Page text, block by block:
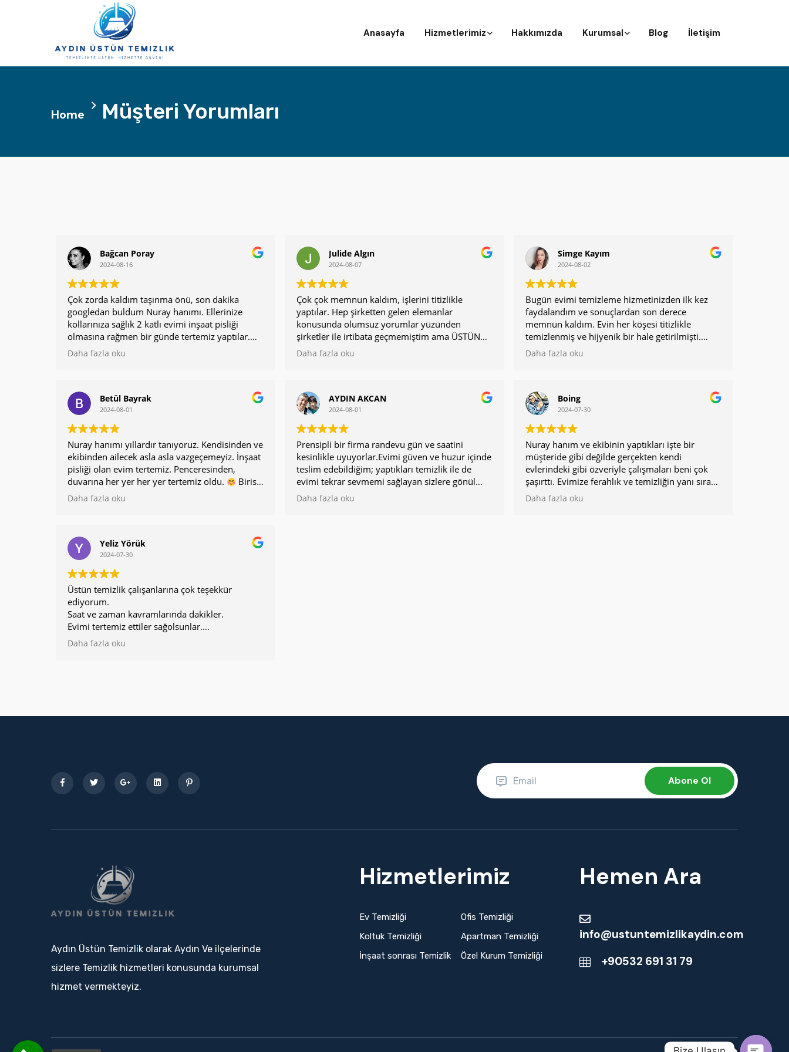
Anasayfa Hizmetlerimiz Hakkımızda Kurumsal Blog İletişim
Home Müşteri Yorumları
Bağcan Poray
2024-08-16
Çok zorda kaldım taşınma önü, son dakika
googledan buldum Nuray hanımı. Ellerinize
kollarınıza sağlık 2 katlı evimi inşaat pisliği
olmasına rağmen bir günde tertemiz yaptılar.
Çok titiz çalıştılar. Jiletlerle tek tek ustaların
tavsiye edeceğim bundan sonra
çok teşekkür
ederim. Elinize kolunuza sağlık
Daha fazla oku
Julide Algın
2024-08-07
Çok çok memnun kaldım, işlerini titizlikle
yaptılar. Hep şirketten gelen elemanlar
konusunda olumsuz yorumlar yüzünden
şirketler ile irtibata geçmemiştim ama ÜSTÜN
temizlik ile iyi yolunuz kesişmiş. Gelen
Daha fazla oku
Simge Kayım
2024-08-02
Bugün evimi temizleme hizmetinizden ilk kez
faydalandım ve sonuçlardan son derece
memnun kaldım. Evin her köşesi titizlikle
temizlenmiş ve hijyenik bir hale getirilmişti.
Profesyonel, güler yüzlü ve anlayışlı ekibiniz,
umarım benim yorumum da başkalarına faydalı
olur. Bundan sonra temizlik için yardım
alacağım tek adres.
Sunduğunuz hizmet kalitesi ve çalışanlarınızın
güler yüzlülüğü için teşekkür ederim. Üstün
Temizlik Şirketi’ni gönül rahatlığıyla herkese
tavsiye ederim.
Daha fazla oku
Betül Bayrak
2024-08-01
Nuray hanımı yıllardır tanıyoruz. Kendisinden ve
ekibinden ailecek asla asla vazgeçemeyiz. İnşaat
pisliği olan evim tertemiz. Penceresinden,
duvarına her yer her yer tertemiz oldu.
Birisi
öneri istediğinde ilk önerim kesinlikle ÜSTÜN
Daha fazla oku
AYDIN AKCAN
2024-08-01
Prensipli bir firma randevu gün ve saatini
kesinlikle uyuyorlar.Evimi güven ve huzur içinde
teslim edebildiğim; yaptıkları temizlik ile de
evimi tekrar sevmemi sağlayan sizlere gönül
dolusu teşekkür ederim.Iyi ki varsınız...
Daha fazla oku
Boing
2024-07-30
Nuray hanım ve ekibinin yaptıkları işte bir
müşteride gibi değilde gerçekten kendi
evlerindeki gibi özveriyle çalışmaları beni çok
şaşırttı. Evimize ferahlık ve temizliğin yanı sıra
ekipçe bir neşe kattılar. Sizlere canı gönülden
Daha fazla oku
Yeliz Yörük
2024-07-30
Üstün temizlik çalışanlarına çok teşekkür
ediyorum.
Saat ve zaman kavramlarında dakikler.
Evimi tertemiz ettiler sağolsunlar.
Güven,dürüstlük,anlayış dosdoğru bir temizlik
Daha fazla oku
Aydın Üstün Temizlik olarak Aydın Ve ilçelerinde
sizlere Temizlik hizmetleri konusunda kurumsal
hizmet vermekteyiz.
Hizmetlerimiz
Ev Temizliği
Ofis Temizliği
Koltuk Temizliği
Apartman Temizliği
İnşaat sonrası Temizlik
Özel Kurum Temizliği
Hemen Ara
info@ustuntemizlikaydin.com
+90532 691 31 79